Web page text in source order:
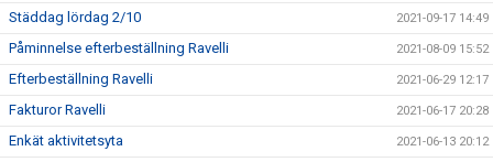
Städdag lördag 2/10 2021-09-17 14:49
Påminnelse efterbeställning Ravelli 2021-08-09 15:52
Efterbeställning Ravelli 2021-06-29 12:17
Fakturor Ravelli 2021-06-17 20:28
Enkät aktivitetsyta 2021-06-13 20:12